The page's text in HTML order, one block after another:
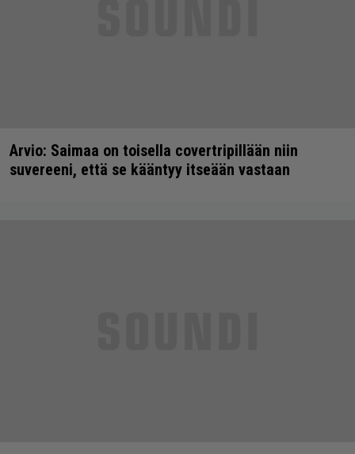
Arvio: Saimaa on toisella covertripillään niin
suvereeni, että se kääntyy itseään vastaan